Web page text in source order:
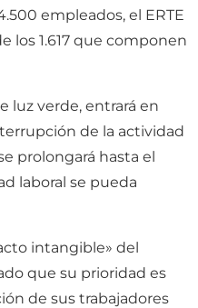
empleados, el ERTE
los 1.617 que componen
luz verde, entrará en
de la actividad
prolongará hasta el
laboral se pueda
intangible» del
que su prioridad es
de sus trabajadores